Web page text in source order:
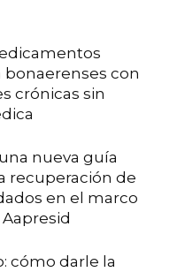
bonaerenses con
crónicas sin
nueva guía
recuperación de
en el marco
cómo darle la